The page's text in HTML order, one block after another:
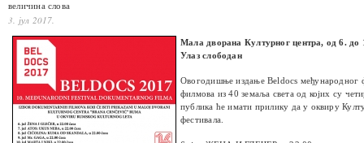
величина слова
3. јул 2017.
Мала дворана Културног центра, од 6. до
Улаз слободан
Овогодишње издање Beldocs међународног
филмова из 40 земаља света од којих су
публика ће имати прилику да у оквиру
фестивала.